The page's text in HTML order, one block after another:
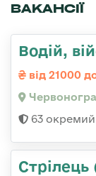
ВАКАНСІЇ
Водій,
від 21000
63
Стрілець